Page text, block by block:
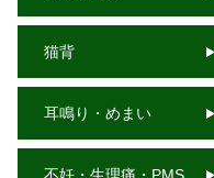
猫背
耳鳴り・めまい
不妊・生理痛・PMS